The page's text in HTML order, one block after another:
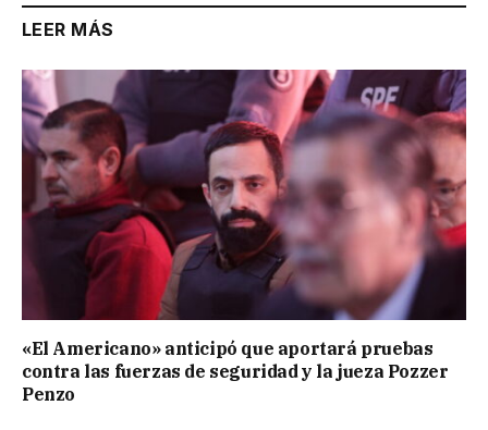
LEER MÁS
«El Americano» anticipó que aportará pruebas
contra las fuerzas de seguridad y la jueza Pozzer
Penzo